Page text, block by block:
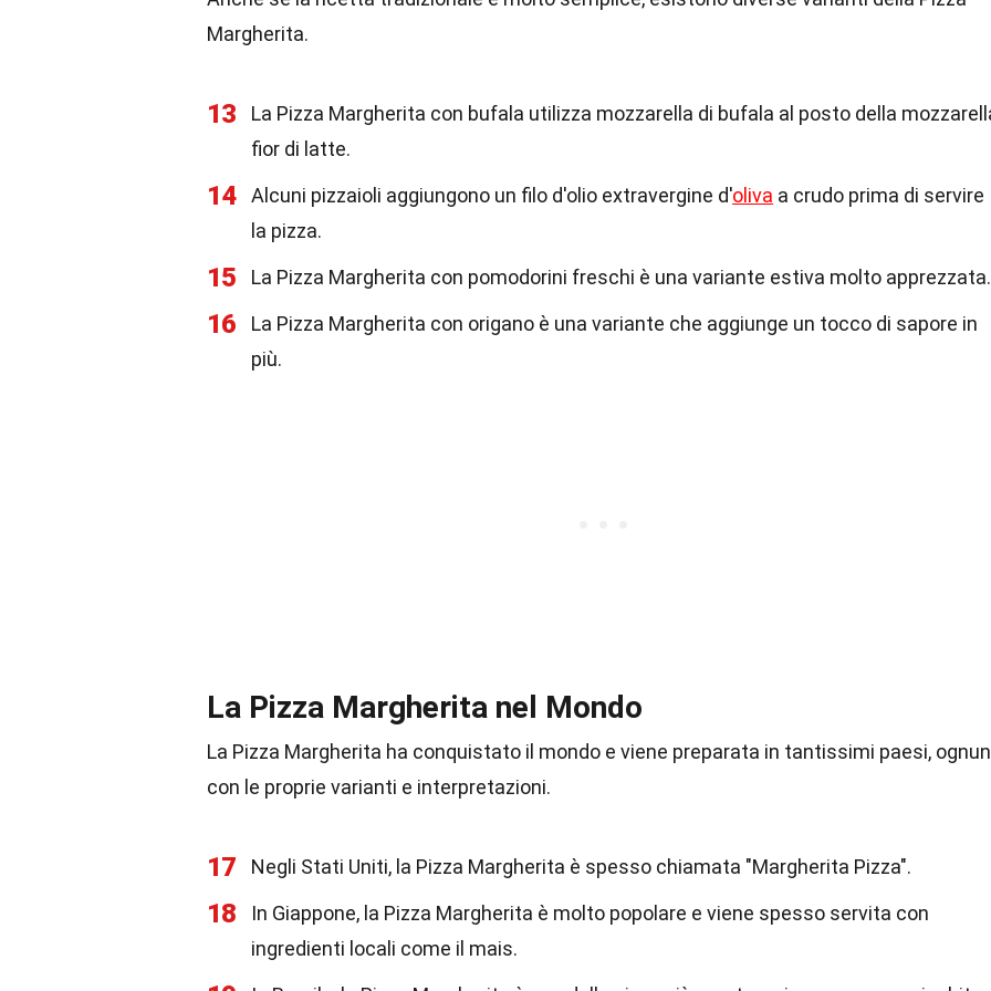
Margherita.
13
La Pizza Margherita con bufala utilizza mozzarella di bufala al posto della
fior di latte.
14 Alcuni pizzaioli aggiungono un filo d'olio extravergine d'oliva a crudo prima di servire
la pizza.
15 La Pizza Margherita con pomodorini freschi è una variante estiva molto apprezzata.
16
La Pizza Margherita con origano è una variante che aggiunge un tocco di sapore in
più.
La Pizza Margherita nel Mondo
La Pizza Margherita ha conquistato il mondo e viene preparata in tantissimi paesi,
con le proprie varianti e interpretazioni.
17 Negli Stati Uniti, la Pizza Margherita è spesso chiamata "Margherita Pizza".
18
In Giappone, la Pizza Margherita è molto popolare e viene spesso servita con
ingredienti locali come il mais.